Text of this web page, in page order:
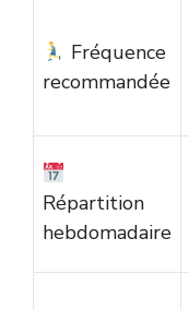
Fréquence
recommandée
Répartition
hebdomadaire